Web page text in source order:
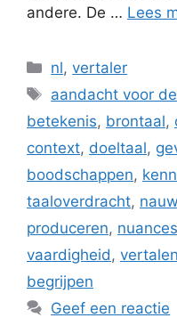
andere. De … Lees
Categorieën
nl,vertaler
Tags
aandacht voor
betekenis, brontaal,
context, doeltaal,
boodschappen,
taaloverdracht,
produceren, nuances
vaardigheid,
begrijpen
Geef een reactie